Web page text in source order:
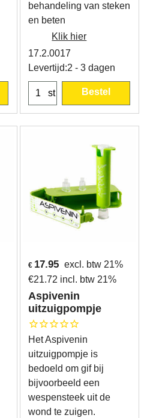
behandeling van steken
en beten
Klik hier
17.2.0017
Levertijd:2 - 3 dagen
st Bestel
€ 17.95 excl. btw 21%
€21.72 incl. btw 21%
Aspivenin
uitzuigpompje
Het Aspivenin
uitzuigpompje is
bedoeld om gif bij
bijvoorbeeld een
wespensteek uit de
wond te zuigen.